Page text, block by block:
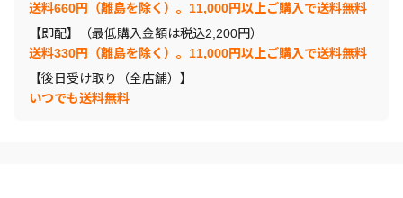
送料660円（離島を除く）。11,000円以上ご購入で送料無料
【即配】（最低購入金額は税込2,200円）
送料330円（離島を除く）。11,000円以上ご購入で送料無料
【後日受け取り（全店舗）】
いつでも送料無料